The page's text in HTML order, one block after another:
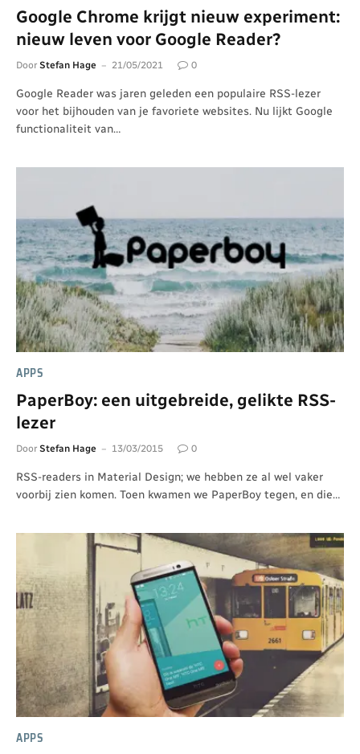
Google Chrome krijgt nieuw experiment:
nieuw leven voor Google Reader?
Door Stefan Hage 21/05/2021 0
Google Reader was jaren geleden een populaire RSS-lezer
voor het bijhouden van je favoriete websites. Nu lijkt Google
functionaliteit van…
APPS
PaperBoy: een uitgebreide, gelikte RSS-
lezer
Door Stefan Hage 13/03/2015 0
RSS-readers in Material Design; we hebben ze al wel vaker
voorbij zien komen. Toen kwamen we PaperBoy tegen, en die…
APPS